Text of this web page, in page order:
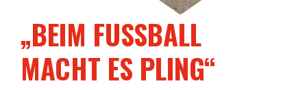
„BEIM FUSSBALL
MACHT ES PLING“